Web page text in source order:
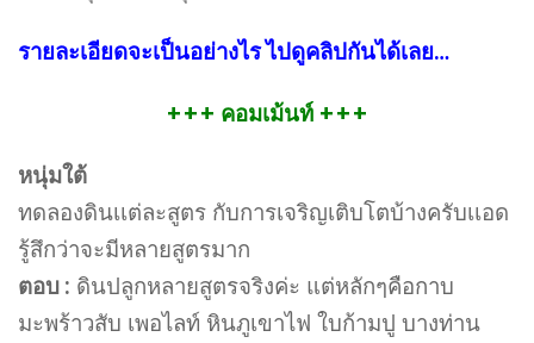
รายละเอียดจะเป็นอย่างไร ไปดูคลิปกันได้เลย…
+++ คอมเม้นท์ +++
หนุ่มใต้
ทดลองดินเเต่ละสูตร กับการเจริญเติบโตบ้างครับเเอด
รู้สึกว่าจะมีหลายสูตรมาก
ตอบ : ดินปลูกหลายสูตรจริงค่ะ แต่หลักๆคือกาบ
มะพร้าวสับ เพอไลท์ หินภูเขาไฟ ใบก้ามปู บางท่าน